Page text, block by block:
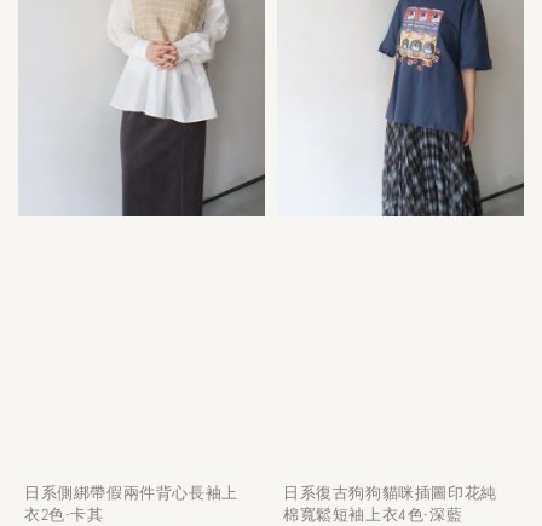
日系側綁帶假兩件背心長袖上
衣2色-卡其
日系復古狗狗貓咪插圖印花純
棉寬鬆短袖上衣4色-深藍